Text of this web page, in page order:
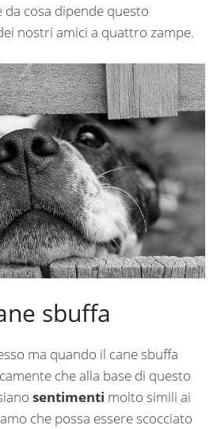
cosa dipende questo
nostri amici a quattro zampe.
sbuffa
ma quando il cane sbuffa
che alla base di questo
sentimenti molto simili ai
che possa essere scocciato